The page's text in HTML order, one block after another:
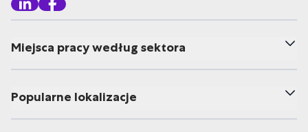
Miejsca pracy według sektora
Popularne lokalizacje